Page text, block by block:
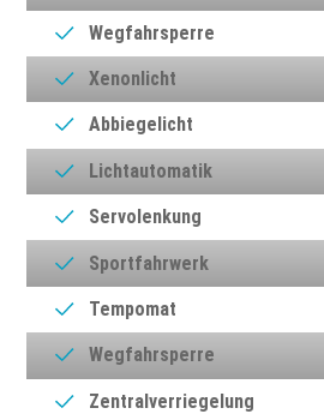
Wegfahrsperre
Xenonlicht
Abbiegelicht
Lichtautomatik
Servolenkung
Sportfahrwerk
Tempomat
Wegfahrsperre
Zentralverriegelung